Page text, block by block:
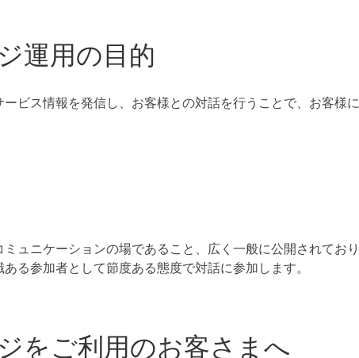
運用の目的
ビス情報を発信し、お客様との対話を行うことで、お客様に
ュニケーションの場であること、広く一般に公開されており
る参加者として節度ある態度で対話に参加します。
をご利用のお客さまへ